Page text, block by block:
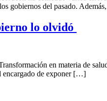
gobiernos del pasado.
lo olvidó
en materia de
encargado de exponer […]